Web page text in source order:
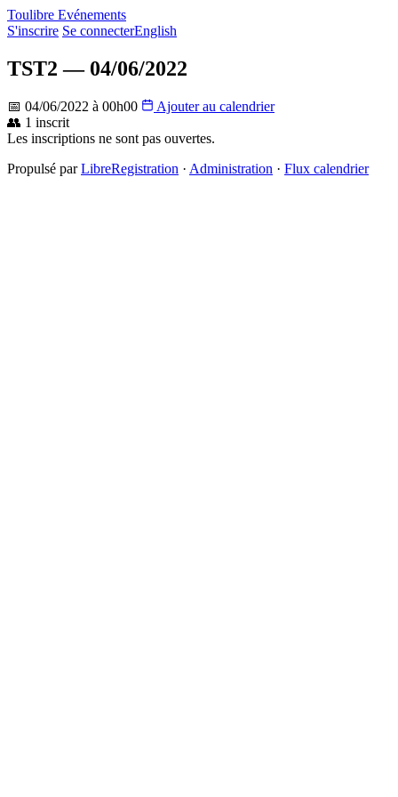
Toulibre Evénements
S'inscrire Se connecterEnglish
TST2 — 04/06/2022
📅 04/06/2022 à 00h00
Ajouter au calendrier
👥 1 inscrit
Les inscriptions ne sont pas ouvertes.
Propulsé parLibreRegistration · Administration · Flux calendrier